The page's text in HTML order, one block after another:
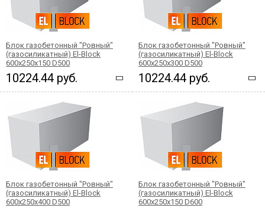
Блок газобетонный "Ровный"
(газосиликатный) El-Block
600х250х150 D500
10224.44 руб.
Блок газобетонный "Ровный"
(газосиликатный) El-Block
600х250х300 D500
10224.44 руб.
Блок газобетонный "Ровный"
(газосиликатный) El-Block
600х250х400 D500
Блок газобетонный "Ровный"
(газосиликатный) El-Block
600х250х150 D600